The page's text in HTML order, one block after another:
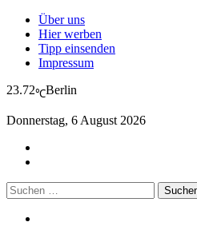
Über uns
Hier werben
Tipp einsenden
Impressum
23.72℃Berlin
Donnerstag, 6 August 2026
Suchen
nach: